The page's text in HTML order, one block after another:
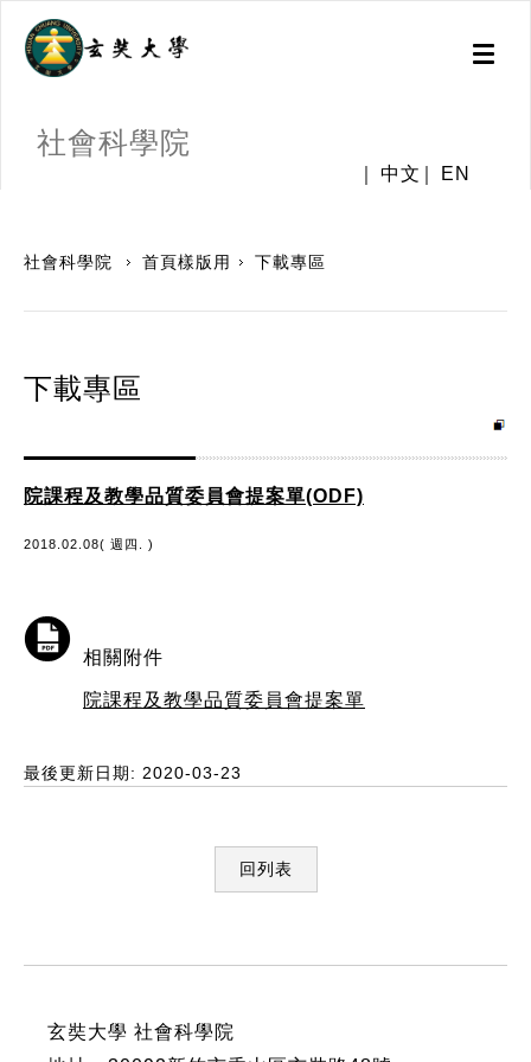
Toggle
社會科學院
中文 EN
社會科學院 首頁樣版用 下載專區
下載專區
院課程及教學品質委員會提案單(ODF)
2018.02.08( 週四. )
相關附件
院課程及教學品質委員會提案單
最後更新日期: 2020-03-23
回列表
玄奘大學 社會科學院